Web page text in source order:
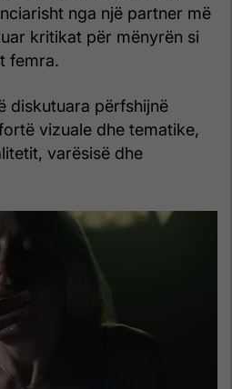
nga një partner më
kritikat për mënyrën si
femra.
diskutuara përfshijnë
vizuale dhe tematike,
varësisë dhe